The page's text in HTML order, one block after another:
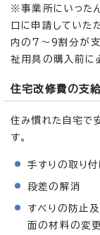
※事業所にいった
口に申請していた
内の7～9割分が支
祉用具の購入前に
住宅改修費の支給
住み慣れた自宅で
す。
手すりの取り付
段差の解消
すべりの防止
面の材料の変更